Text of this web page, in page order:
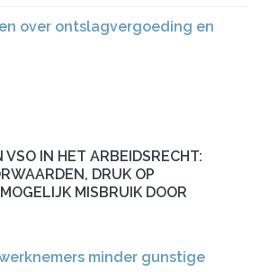
over ontslagvergoeding en
VSO IN HET ARBEIDSRECHT:
DRUK OP
MISBRUIK DOOR
minder gunstige